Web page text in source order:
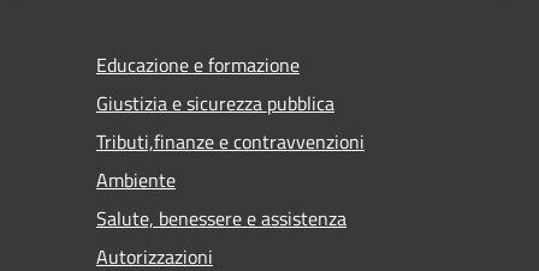
Educazione e formazione
Giustizia e sicurezza pubblica
Tributi,finanze e contravvenzioni
Ambiente
Salute, benessere e assistenza
Autorizzazioni